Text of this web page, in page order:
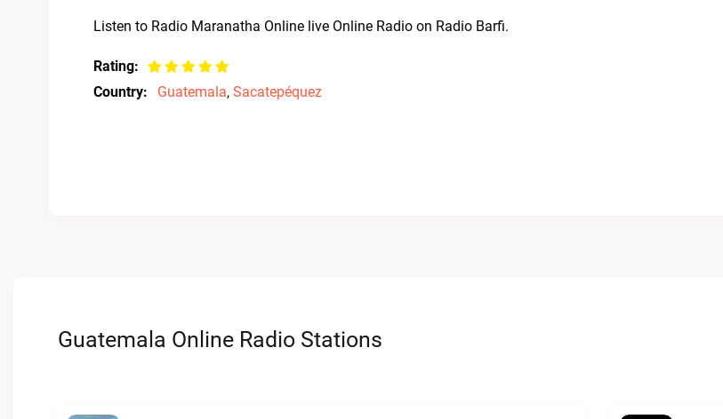
Listen to Radio Maranatha Online live Online Radio on Radio Barfi.
Rating:
Country:
Guatemala, Sacatepéquez
Guatemala Online Radio Stations